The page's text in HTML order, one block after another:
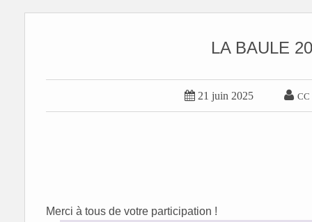
LA BAULE
 21 juin 2025  CC
Merci à tous de votre participation !